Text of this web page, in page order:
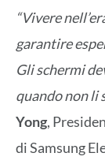
“Vivere
garantire
Gli schermi
quando non li
Yong,
di Samsung